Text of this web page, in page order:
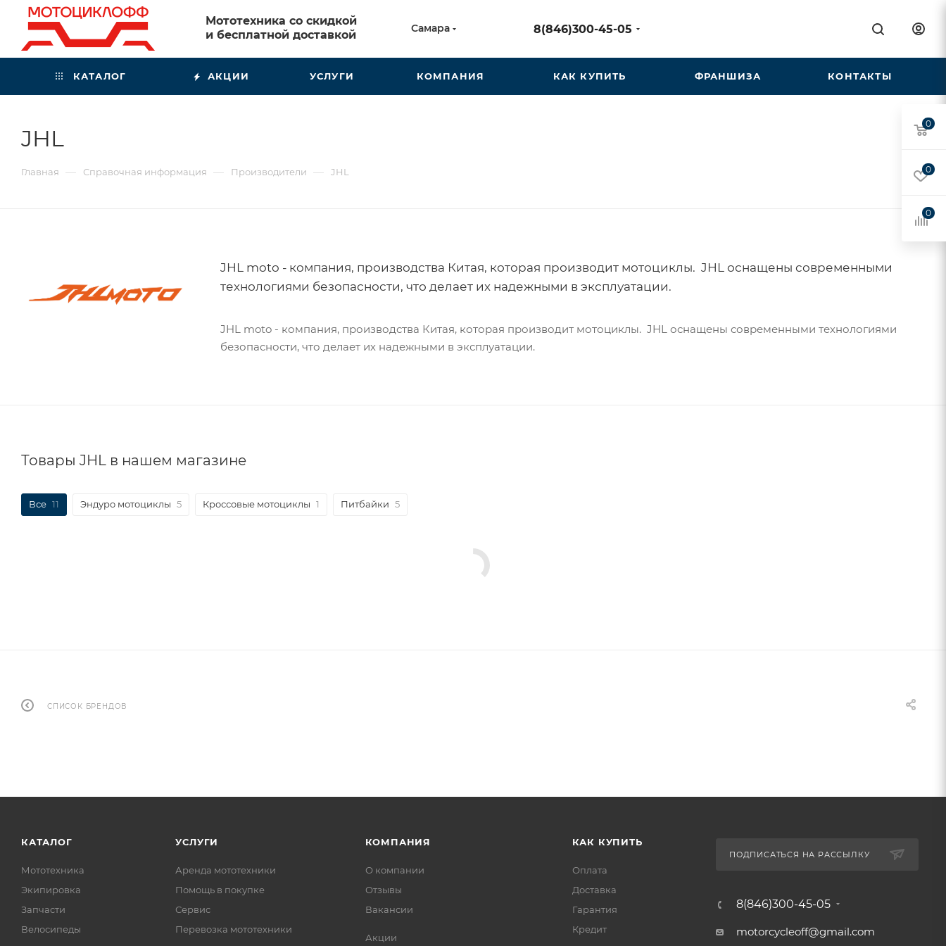
Мототехника со скидкой
и бесплатной доставкой
Самара 8(846)300-45-05
КАТАЛОГ АКЦИИ УСЛУГИ КОМПАНИЯ КАК КУПИТЬ ФРАНШИЗА КОНТАКТЫ
JHL
Главная — Справочная информация — Производители — JHL
JHL moto - компания, производства Китая, которая производит мотоциклы. JHL оснащены современными
технологиями безопасности, что делает их надежными в эксплуатации.
JHL moto - компания, производства Китая, которая производит мотоциклы. JHL оснащены современными технологиями
безопасности, что делает их надежными в эксплуатации.
Товары JHL в нашем магазине
Все 11 Эндуро мотоциклы 5 Кроссовые мотоциклы 1 Питбайки 5
СПИСОК БРЕНДОВ
КАТАЛОГ
Мототехника
Экипировка
Запчасти
Велосипеды
УСЛУГИ
Аренда мототехники
Помощь в покупке
Сервис
Перевозка мототехники
КОМПАНИЯ
О компании
Отзывы
Вакансии
Акции
КАК КУПИТЬ
Оплата
Доставка
Гарантия
Кредит
ПОДПИСАТЬСЯ НА РАССЫЛКУ
8(846)300-45-05
motorcycleoff@gmail.com
0
0
0